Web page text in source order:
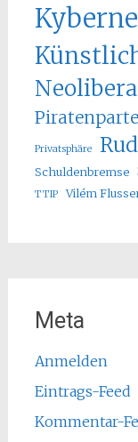
Privatsphäre
Schuldenbremse
TTIP
Vilém
Meta
Anmelden
Eintrags-Feed
Kommentar-